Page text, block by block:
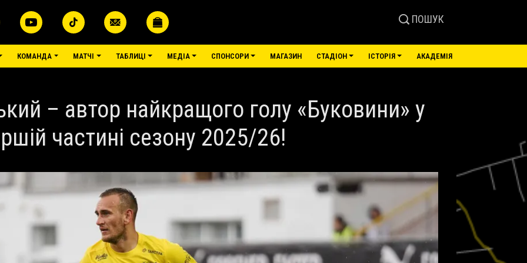
ПОШУК
КОМАНДА МАТЧІ ТАБЛИЦІ МЕДІА СПОНСОРИ МАГАЗИН СТАДІОН ІСТОРІЯ АКАДЕМІЯ
– автор найкращого голу «Буковини» у
частині сезону 2025/26!